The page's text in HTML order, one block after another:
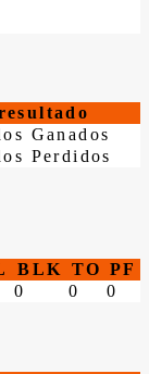
Ganados
Perdidos
BLK TO PF
0 0 0